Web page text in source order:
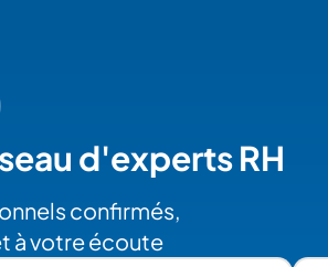
d'experts RH
confirmés,
à votre écoute